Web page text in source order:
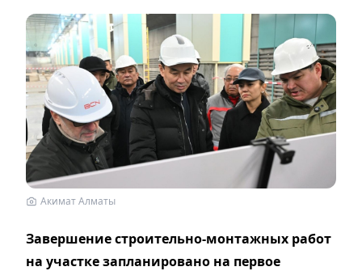
Акимат Алматы
Завершение строительно-монтажных работ
на участке запланировано на первое